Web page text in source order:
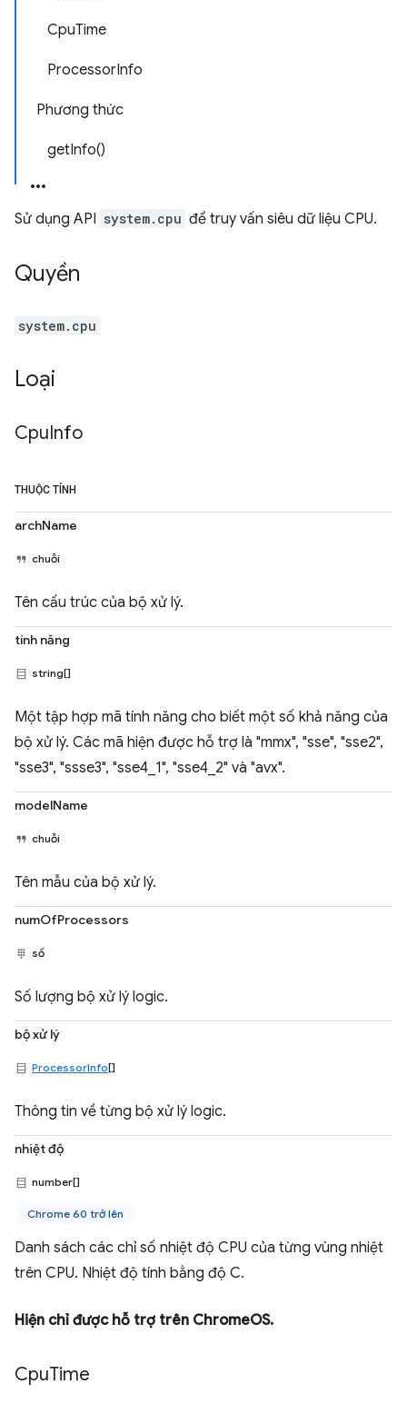
CpuTime
ProcessorInfo
Phương thức
getInfo()
Sử dụng API system.cpu để truy vấn siêu dữ liệu CPU.
Quyền
system.cpu
Loại
CpuInfo
THUỘC TÍNH
archName
chuỗi
Tên cấu trúc của bộ xử lý.
tính năng
string[]
Một tập hợp mã tính năng cho biết một số khả năng của
bộ xử lý. Các mã hiện được hỗ trợ là "mmx", "sse", "sse2",
"sse3", "ssse3", "sse4_1", "sse4_2" và "avx".
modelName
chuỗi
Tên mẫu của bộ xử lý.
numOfProcessors
số
Số lượng bộ xử lý logic.
bộ xử lý
ProcessorInfo[]
Thông tin về từng bộ xử lý logic.
nhiệt độ
number[]
Chrome 60 trở lên
Danh sách các chỉ số nhiệt độ CPU của từng vùng nhiệt
trên CPU. Nhiệt độ tính bằng độ C.
Hiện chỉ được hỗ trợ trên ChromeOS.
CpuTime